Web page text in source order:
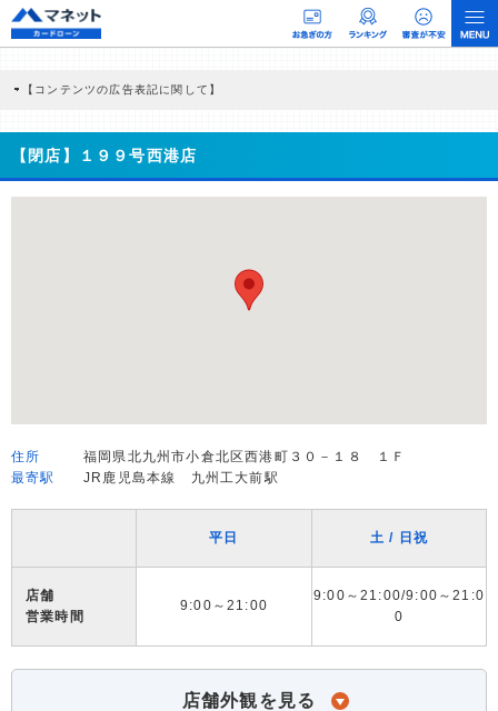
【コンテンツの広告表記に関して】
商品を根拠なくPRするものではなく、当編集部の調査／ユーザーへの口コミ収集な
どに基づき、公平性を担保した情報提供を行っています。
>提携企業一覧
【閉店】１９９号西港店
住所
福岡県北九州市小倉北区西港町３０－１８ １Ｆ
最寄駅
JR鹿児島本線 九州工大前駅
平日 土 / 日祝
店舗
営業時間
9:00～21:00
9:00～21:00/9:00～21:0
0
店舗外観を見る